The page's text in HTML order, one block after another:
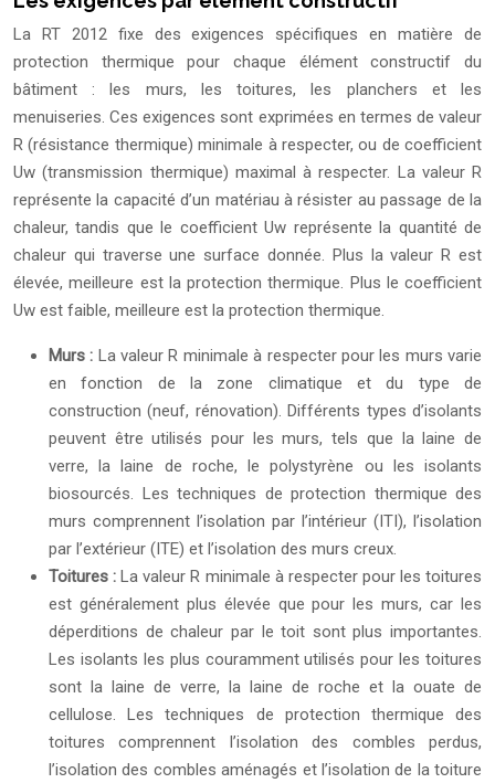
La RT 2012 fixe des exigences spécifiques en matière de
protection thermique pour chaque élément constructif du
bâtiment : les murs, les toitures, les planchers et les
menuiseries. Ces exigences sont exprimées en termes de valeur
R (résistance thermique) minimale à respecter, ou de coefficient
Uw (transmission thermique) maximal à respecter. La valeur R
représente la capacité d’un matériau à résister au passage de la
chaleur, tandis que le coefficient Uw représente la quantité de
chaleur qui traverse une surface donnée. Plus la valeur R est
élevée, meilleure est la protection thermique. Plus le coefficient
Uw est faible, meilleure est la protection thermique.
Murs : La valeur R minimale à respecter pour les murs varie
en fonction de la zone climatique et du type de
construction (neuf, rénovation). Différents types d’isolants
peuvent être utilisés pour les murs, tels que la laine de
verre, la laine de roche, le polystyrène ou les isolants
biosourcés. Les techniques de protection thermique des
murs comprennent l’isolation par l’intérieur (ITI), l’isolation
par l’extérieur (ITE) et l’isolation des murs creux.
Toitures :La valeur R minimale à respecter pour les toitures
est généralement plus élevée que pour les murs, car les
déperditions de chaleur par le toit sont plus importantes.
Les isolants les plus couramment utilisés pour les toitures
sont la laine de verre, la laine de roche et la ouate de
cellulose. Les techniques de protection thermique des
toitures comprennent l’isolation des combles perdus,
l’isolation des combles aménagés et l’isolation de la toiture